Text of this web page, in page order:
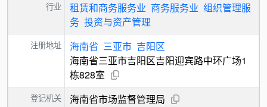
行业 租赁和商务服务业 商务服务业 组织管理服
务 投资与资产管理
注册地址 海南省 三亚市 吉阳区
海南省三亚市吉阳区吉阳迎宾路中环广场1
栋828室
登记机关 海南省市场监督管理局